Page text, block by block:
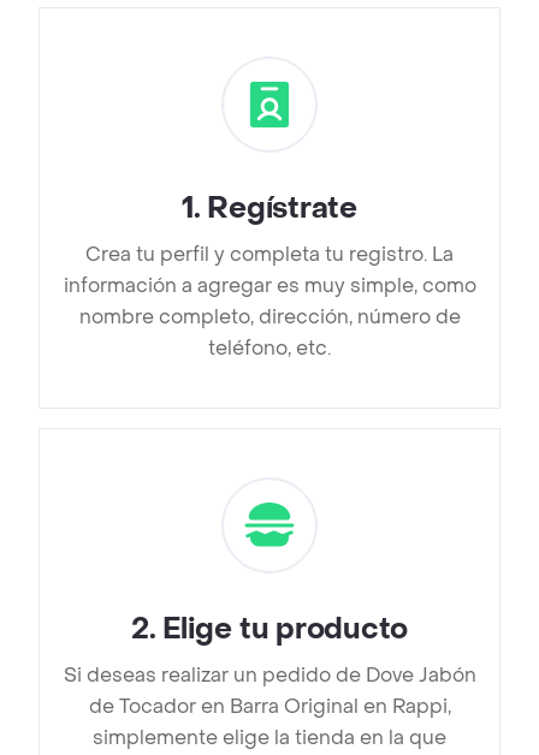
1. Regístrate
Crea tu perfil y completa tu registro. La
información a agregar es muy simple, como
nombre completo, dirección, número de
teléfono, etc.
2. Elige tu producto
Si deseas realizar un pedido de Dove Jabón
de Tocador en Barra Original en Rappi,
simplemente elige la tienda en la que